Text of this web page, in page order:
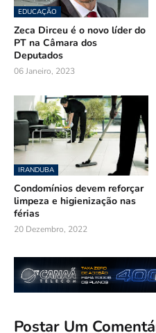
EDUCAÇÃO
Zeca Dirceu é o novo líder do
PT na Câmara dos
Deputados
06 Janeiro, 2023
IRANDUBA
Condomínios devem reforçar
limpeza e higienização nas
férias
20 Dezembro, 2022
Postar Um